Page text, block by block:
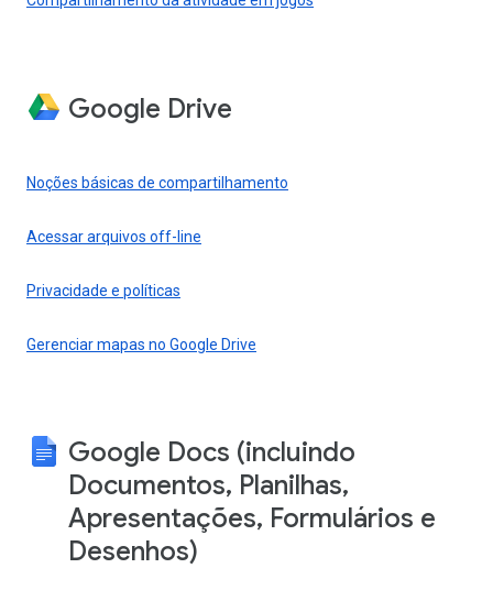
Google Drive
Noções básicas de compartilhamento
Acessar arquivos off-line
Privacidade e políticas
Gerenciar mapas no Google Drive
Google Docs (incluindo
Documentos, Planilhas,
Apresentações, Formulários e
Desenhos)